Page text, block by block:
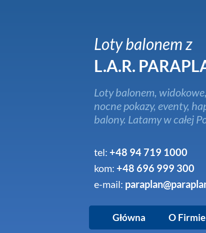
Loty balonem z
L.A.R.
Loty balonem,
nocne pokazy, eventy,
balony. Latamy w całej
tel: +48 94 719 1000
kom: +48 696 999 300
e-mail:
Główna O Firmie